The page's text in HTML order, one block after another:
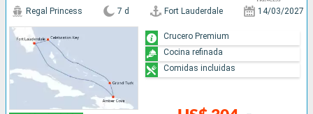
Regal Princess 7 d Fort Lauderdale 14/03/2027
Crucero Premium
Cocina refinada
Comidas incluidas